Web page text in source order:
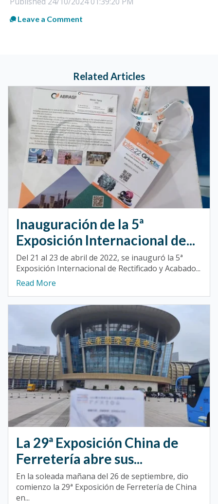
Leave a Comment
Related Articles
Inauguración de la 5ª
Exposición Internacional de...
Del 21 al 23 de abril de 2022, se inauguró la 5ª
Exposición Internacional de Rectificado y Acabado...
Read More
La 29ª Exposición China de
Ferretería abre sus...
En la soleada mañana del 26 de septiembre, dio
comienzo la 29ª Exposición de Ferretería de China
en...